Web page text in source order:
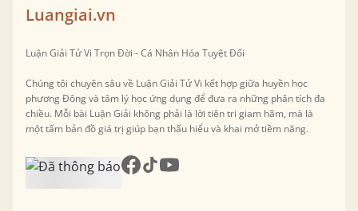
Luangiai.vn
Luận Giải Tử Vi Trọn Đời - Cá Nhân Hóa Tuyệt Đối
Chúng tôi chuyên sâu về Luận Giải Tử Vi kết hợp giữa huyền học
phương Đông và tâm lý học ứng dụng để đưa ra những phân tích đa
chiều. Mỗi bài Luận Giải không phải là lời tiên tri giam hãm, mà là
một tấm bản đồ giá trị giúp bạn thấu hiểu và khai mở tiềm năng.